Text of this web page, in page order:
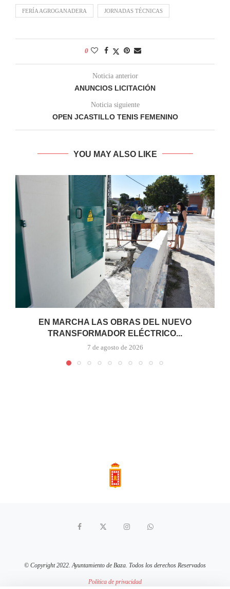
FERÍA AGROGANADERA JORNADAS TÉCNICAS
0
Noticia anterior
ANUNCIOS LICITACIÓN
Noticia siguiente
OPEN JCASTILLO TENIS FEMENINO
YOU MAY ALSO LIKE
EN MARCHA LAS OBRAS DEL NUEVO
TRANSFORMADOR ELÉCTRICO...
7 de agosto de 2026
© Copyright 2022. Ayuntamiento de Baza. Todos los derechos Reservados
Política de privacidad